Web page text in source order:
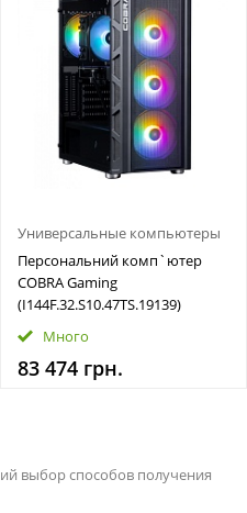
Универсальные компьютеры
Персональний комп`ютер
COBRA Gaming
(I144F.32.S10.47TS.19139)
Много
83 474 грн.
выбор способов получения